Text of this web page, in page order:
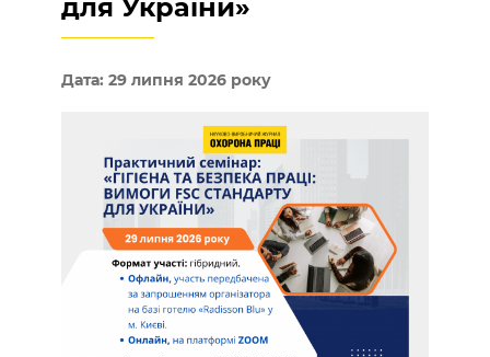
для України»
Дата: 29 липня 2026 року